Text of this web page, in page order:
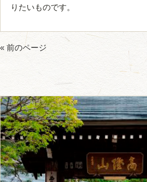
りたいものです。
« 前のページ